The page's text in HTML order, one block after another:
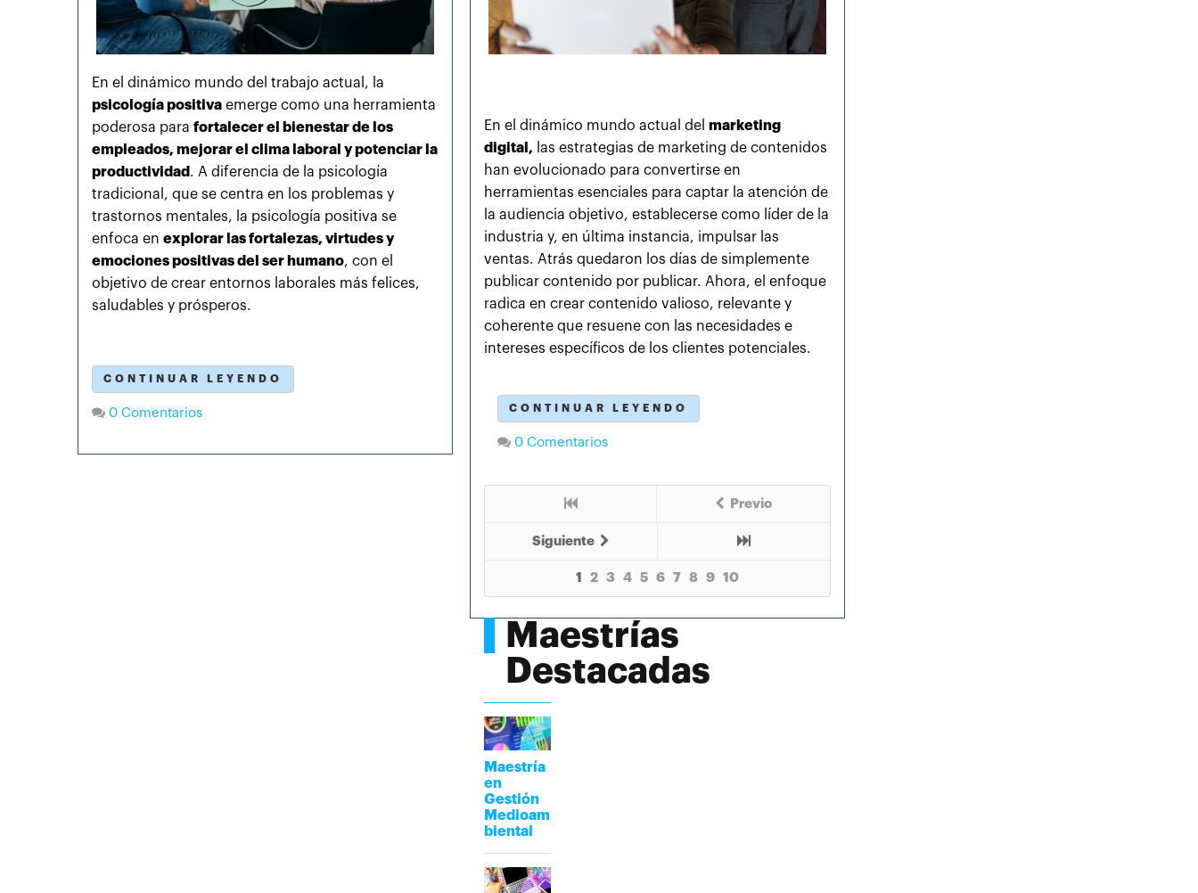
En el dinámico mundo del trabajo actual, la
psicología positiva emerge como una herramienta
poderosa para fortalecer el bienestar de los
empleados, mejorar el clima laboral y potenciar la
productividad . A diferencia de la psicología
tradicional, que se centra en los problemas y
trastornos mentales, la psicología positiva se
enfoca en explorar las fortalezas, virtudes y
emociones positivas del ser humano, con el
objetivo de crear entornos laborales más felices,
saludables y prósperos.
CONTINUAR LEYENDO
0 Comentarios
En el dinámico mundo actual del marketing
digital, las estrategias de marketing de contenidos
han evolucionado para convertirse en
herramientas esenciales para captar la atención de
la audiencia objetivo, establecerse como líder de la
industria y, en última instancia, impulsar las
ventas. Atrás quedaron los días de simplemente
publicar contenido por publicar. Ahora, el enfoque
radica en crear contenido valioso, relevante y
coherente que resuene con las necesidades e
intereses específicos de los clientes potenciales.
CONTINUAR LEYENDO
0 Comentarios
Previo
Siguiente
1 2 3 4 5 6 7 8 9 10
Maestrías
Destacadas
Maestría
en
Gestión
Medioam
biental